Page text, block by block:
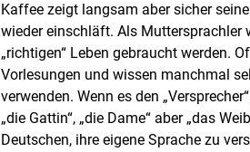
Kaffee zeigt langsam aber sicher
wieder einschläft. Als Muttersprachler
„richtigen“ Leben gebraucht werden.
Vorlesungen und wissen manchmal
verwenden. Wenn es den
„die Gattin“, „die Dame“ aber „das
Deutschen, ihre eigene Sprache zu